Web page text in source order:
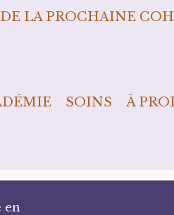
LA PROCHAINE
SOINS À
en